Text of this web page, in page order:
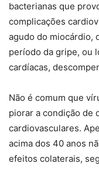
bacterianas que
complicações
agudo do miocárdio,
período da gripe, ou
cardíacas,
Não é comum que
piorar a condição de
cardiovasculares.
acima dos 40 anos
efeitos colaterais,